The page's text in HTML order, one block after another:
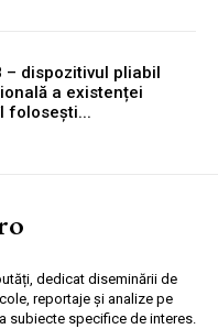
– dispozitivul pliabil
a existenței
folosești...
dedicat diseminării de
reportaje și analize pe
subiecte specifice de interes.